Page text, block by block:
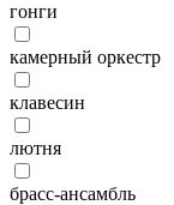
гонги
камерный оркестр
клавесин
лютня
брасс-ансамбль